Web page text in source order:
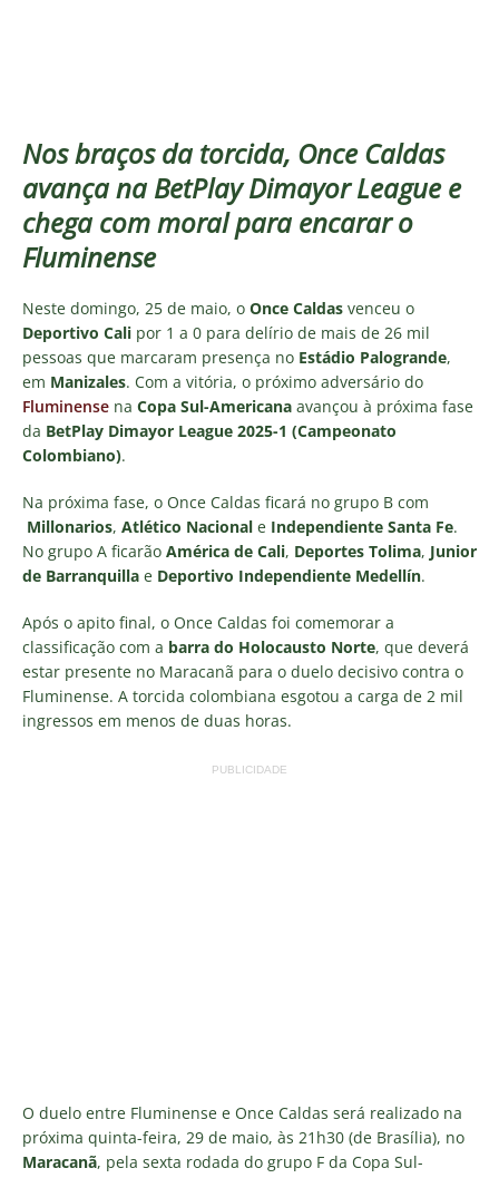
Nos braços da torcida, Once Caldas
avança na BetPlay Dimayor League e
chega com moral para encarar o
Fluminense
Neste domingo, 25 de maio, o Once Caldas venceu o
Deportivo Cali por 1 a 0 para delírio de mais de 26 mil
pessoas que marcaram presença no Estádio Palogrande,
em Manizales. Com a vitória, o próximo adversário do
Fluminense na Copa Sul-Americana avançou à próxima fase
da BetPlay Dimayor League 2025-1 (Campeonato
Colombiano).
Na próxima fase, o Once Caldas ficará no grupo B com
Millonarios, Atlético Nacional e Independiente Santa Fe.
No grupo A ficarão América de Cali, Deportes Tolima, Junior
de Barranquilla e Deportivo Independiente Medellín.
Após o apito final, o Once Caldas foi comemorar a
classificação com a barra do Holocausto Norte, que deverá
estar presente no Maracanã para o duelo decisivo contra o
Fluminense. A torcida colombiana esgotou a carga de 2 mil
ingressos em menos de duas horas.
PUBLICIDADE
O duelo entre Fluminense e Once Caldas será realizado na
próxima quinta-feira, 29 de maio, às 21h30 (de Brasília), no
Maracanã, pela sexta rodada do grupo F da Copa Sul-